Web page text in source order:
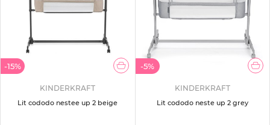
-15%
KINDERKRAFT
Lit cododo nestee up 2 beige
-5%
KINDERKRAFT
Lit cododo neste up 2 grey